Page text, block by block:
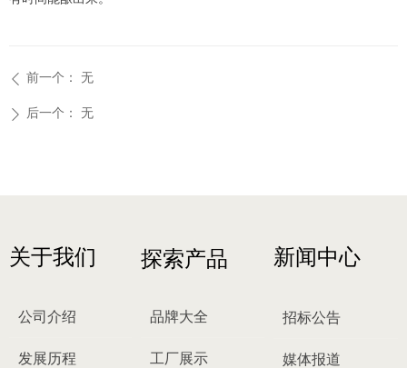
ꄴ 前一个： 无
ꄲ 后一个： 无
关于我们
公司介绍
发展历程
探索产品
品牌大全
工厂展示
招标公告
媒体报道
新闻中心